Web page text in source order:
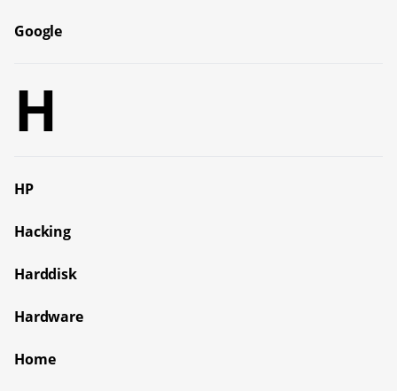
Google
H
HP
Hacking
Harddisk
Hardware
Home